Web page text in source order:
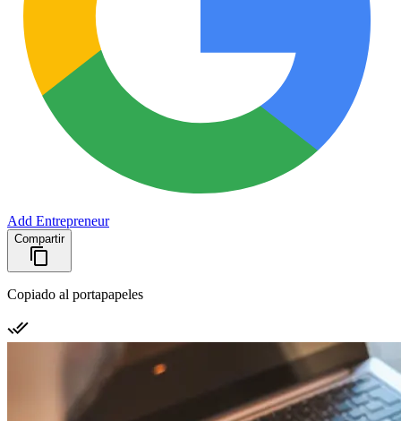
Add Entrepreneur
Compartir
Copiado al portapapeles